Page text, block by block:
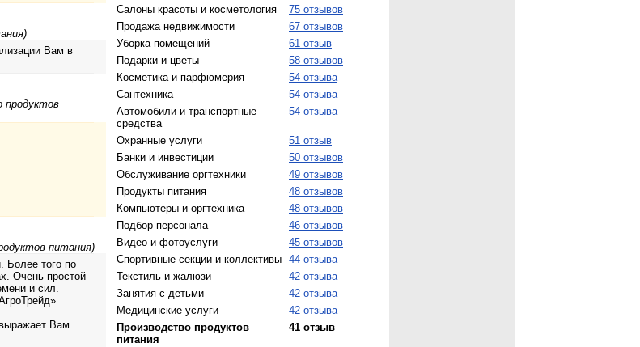
Вам в
продуктов
питания)
Более того по
Очень простой
и сил.
Вам
Салоны красоты и косметология
75 отзывов
Продажа недвижимости
67 отзывов
Уборка помещений
61 отзыв
Подарки и цветы
58 отзывов
Косметика и парфюмерия
54 отзыва
Сантехника
54 отзыва
Автомобили и транспортные
средства
54 отзыва
Охранные услуги
51 отзыв
Банки и инвестиции
50 отзывов
Обслуживание оргтехники
49 отзывов
Продукты питания
48 отзывов
Компьютеры и оргтехника
48 отзывов
Подбор персонала
46 отзывов
Видео и фотоуслуги
45 отзывов
Спортивные секции и коллективы 44 отзыва
Текстиль и жалюзи
42 отзыва
Занятия с детьми
42 отзыва
Медицинские услуги
42 отзыва
Производство продуктов
питания
41 отзыв